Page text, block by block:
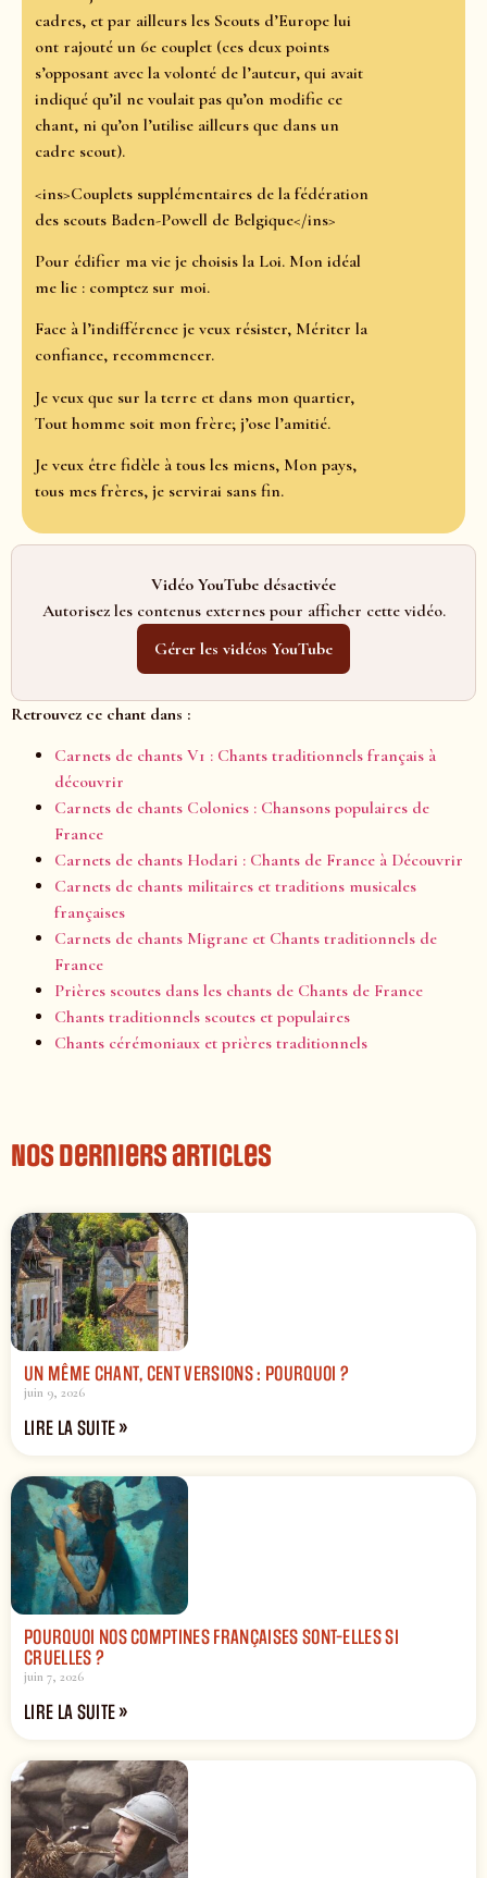
cadres, et par ailleurs les Scouts d’Europe lui
ont rajouté un 6e couplet (ces deux points
s’opposant avec la volonté de l’auteur, qui avait
indiqué qu’il ne voulait pas qu’on modifie ce
chant, ni qu’on l’utilise ailleurs que dans un
cadre scout).
<ins>Couplets supplémentaires de la fédération
des scouts Baden-Powell de Belgique</ins>
Pour édifier ma vie je choisis la Loi. Mon idéal
me lie : comptez sur moi.
Face à l’indifférence je veux résister, Mériter la
confiance, recommencer.
Je veux que sur la terre et dans mon quartier,
Tout homme soit mon frère; j’ose l’amitié.
Je veux être fidèle à tous les miens, Mon pays,
tous mes frères, je servirai sans fin.
Vidéo YouTube désactivée
Autorisez les contenus externes pour afficher cette vidéo.
Gérer les vidéos YouTube
Retrouvez ce chant dans :
Carnets de chants V1 : Chants traditionnels français à
découvrir
Carnets de chants Colonies : Chansons populaires de
France
Carnets de chants Hodari : Chants de France à Découvrir
Carnets de chants militaires et traditions musicales
françaises
Carnets de chants Migrane et Chants traditionnels de
France
Prières scoutes dans les chants de Chants de France
Chants traditionnels scoutes et populaires
Chants cérémoniaux et prières traditionnels
Nos derniers articles
UN MÊME CHANT, CENT VERSIONS : POURQUOI ?
juin 9, 2026
LIRE LA SUITE »
POURQUOI NOS COMPTINES FRANÇAISES SONT-ELLES SI
CRUELLES ?
juin 7, 2026
LIRE LA SUITE »